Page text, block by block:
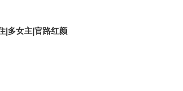
|多女主|官路红颜